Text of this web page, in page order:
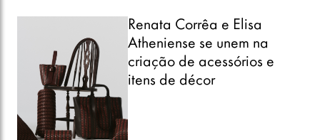
Renata Corrêa e Elisa
Atheniense se unem na
criação de acessórios e
itens de décor